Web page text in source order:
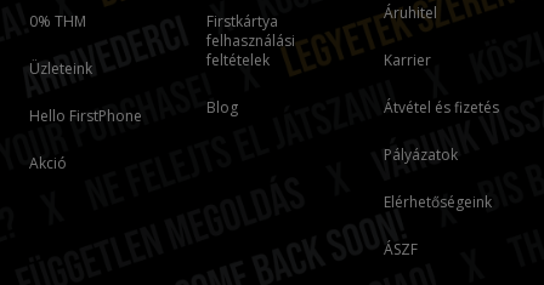
0% THM
Üzleteink
Hello FirstPhone
Akció
Firstkártya
felhasználási
feltételek
Blog
Áruhitel
Karrier
Átvétel és fizetés
Pályázatok
Elérhetőségeink
ÁSZF